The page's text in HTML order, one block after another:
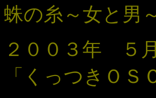
蛛の糸～女と男
２００３年 ５
「くっつきＯＳ